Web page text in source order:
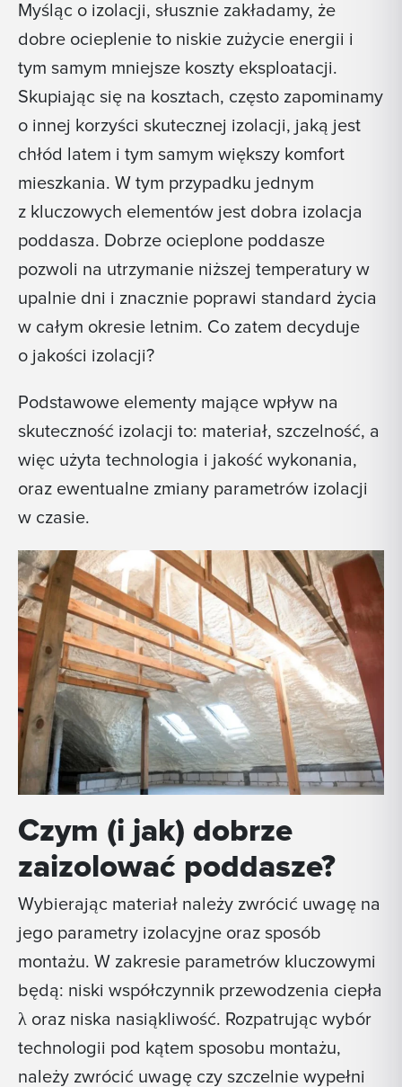
Myśląc o izolacji, słusznie zakładamy, że
dobre ocieplenie to niskie zużycie energii i
tym samym mniejsze koszty eksploatacji.
Skupiając się na kosztach, często zapominamy
o innej korzyści skutecznej izolacji, jaką jest
chłód latem i tym samym większy komfort
mieszkania. W tym przypadku jednym
z kluczowych elementów jest dobra izolacja
poddasza. Dobrze ocieplone poddasze
pozwoli na utrzymanie niższej temperatury w
upalnie dni i znacznie poprawi standard życia
w całym okresie letnim. Co zatem decyduje
o jakości izolacji?
Podstawowe elementy mające wpływ na
skuteczność izolacji to: materiał, szczelność, a
więc użyta technologia i jakość wykonania,
oraz ewentualne zmiany parametrów izolacji
w czasie.
Czym (i jak) dobrze
zaizolować poddasze?
Wybierając materiał należy zwrócić uwagę na
jego parametry izolacyjne oraz sposób
montażu. W zakresie parametrów kluczowymi
będą: niski współczynnik przewodzenia ciepła
λ oraz niska nasiąkliwość. Rozpatrując wybór
technologii pod kątem sposobu montażu,
należy zwrócić uwagę czy szczelnie wypełni